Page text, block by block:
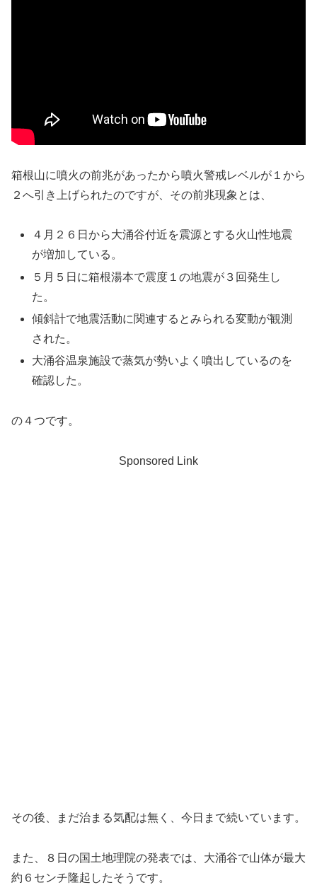
箱根山に噴火の前兆があったから噴火警戒レベルが１から
２へ引き上げられたのですが、その前兆現象とは、
４月２６日から大涌谷付近を震源とする火山性地震
が増加している。
５月５日に箱根湯本で震度１の地震が３回発生し
た。
傾斜計で地震活動に関連するとみられる変動が観測
された。
大涌谷温泉施設で蒸気が勢いよく噴出しているのを
確認した。
の４つです。
Sponsored Link
その後、まだ治まる気配は無く、今日まで続いています。
また、８日の国土地理院の発表では、大涌谷で山体が最大
約６センチ隆起したそうです。